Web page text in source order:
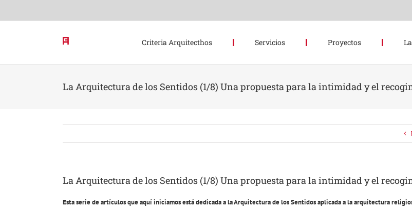
content
Criteria Arquitecthos Servicios Proyectos
La Arquitectura de los Sentidos (1/8) Una propuesta para la intimidad y el
La Arquitectura de los Sentidos (1/8) Una propuesta para la intimidad y el
Esta serie de artículos que aquí iniciamos está dedicada a la Arquitectura de los Sentidos aplicada a la arquitectura